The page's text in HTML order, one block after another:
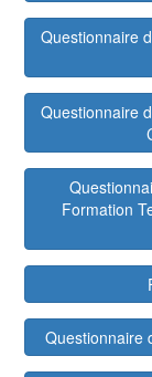
Questionnaire
Questionnaire
Formation
Questionnaire